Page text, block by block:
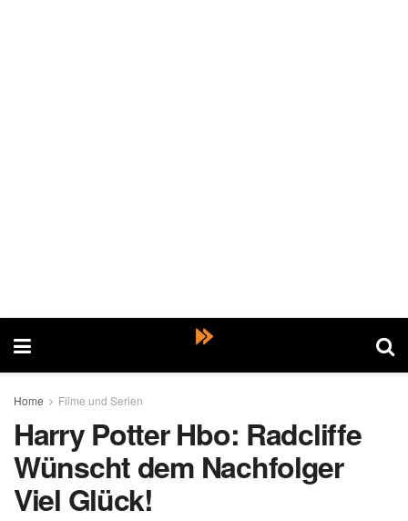
Home Filme und Serien
Harry Potter Hbo: Radcliffe
Wünscht dem Nachfolger
Viel Glück!